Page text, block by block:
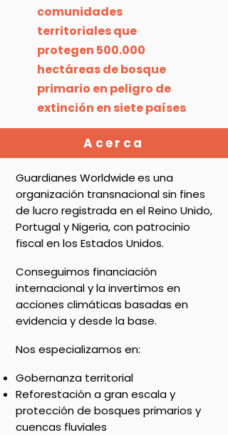
comunidades
territoriales que
protegen 500.000
hectáreas de bosque
primario en peligro de
extinción en siete países
Acerca
Guardianes Worldwidees una
organización transnacional sin fines
de lucro registrada en el Reino Unido,
Portugal y Nigeria, con patrocinio
fiscal en los Estados Unidos.
Conseguimos financiación
internacional y la invertimos en
acciones climáticas basadas en
evidencia y desde la base.
Nos especializamos en:
Gobernanza territorial
Reforestación a gran escala y
protección de bosques primarios y
cuencas fluviales